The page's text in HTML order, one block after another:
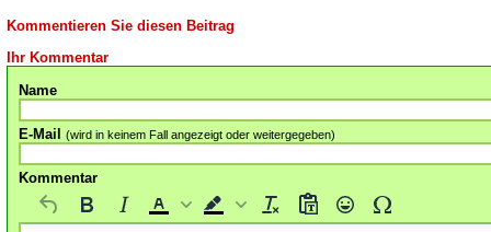
Kommentieren Sie diesen Beitrag
Ihr Kommentar
Name
E-Mail (wird in keinem Fall angezeigt oder weitergegeben)
Kommentar